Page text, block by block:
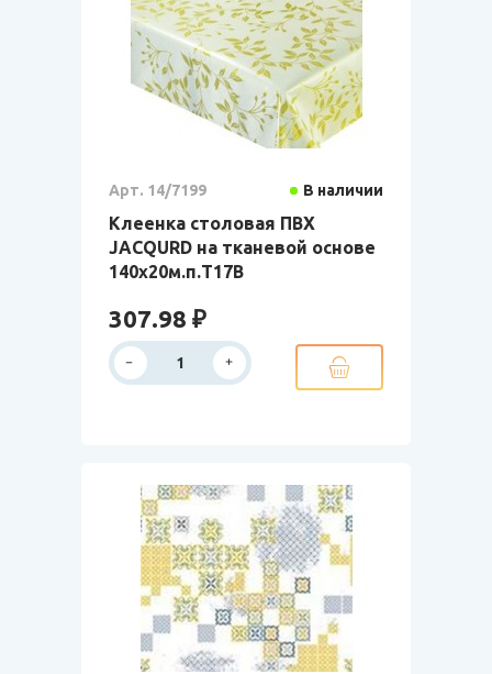
Арт. 14/7199 В наличии
Клеенка столовая ПВХ
JACQURD на тканевой основе
140х20м.п.Т17В
307.98 ₽